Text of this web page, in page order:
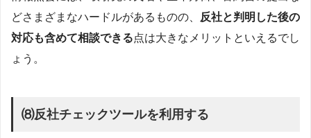
どさまざまなハードルがあるものの、
反社と判明した後の
対応も含めて相談できる点は大きなメリットといえるでし
ょう。
⑻反社チェックツールを利用する